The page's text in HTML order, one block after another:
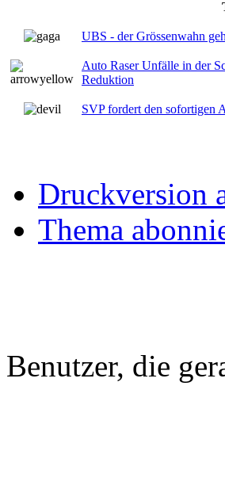
UBS - der Grössenwahn
Auto Raser Unfälle in der
Reduktion
SVP fordert den sofortigen
Druckversion
Thema
Benutzer, die